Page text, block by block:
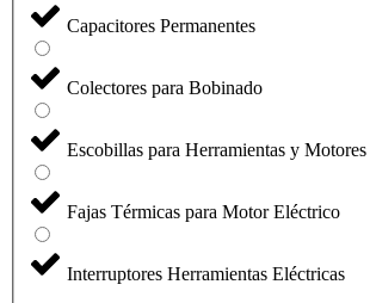
Capacitores Permanentes
Colectores para Bobinado
Escobillas para Herramientas y Motores
Fajas Térmicas para Motor Eléctrico
Interruptores Herramientas Eléctricas